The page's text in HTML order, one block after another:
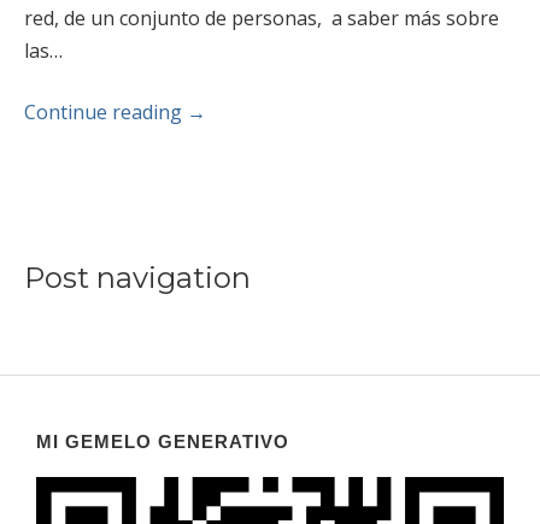
red, de un conjunto de personas, a saber más sobre
las…
Continue reading →
Post navigation
MI GEMELO GENERATIVO